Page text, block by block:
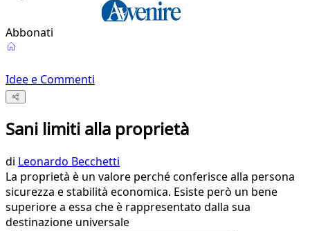
Abbonati
Idee e Commenti
Sani limiti alla proprietà
di Leonardo Becchetti
La proprietà è un valore perché conferisce alla persona
sicurezza e stabilità economica. Esiste però un bene
superiore a essa che è rappresentato dalla sua
destinazione universale